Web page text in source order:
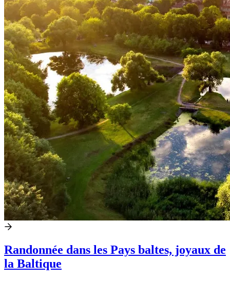
Randonnée dans les Pays baltes, joyaux de
la Baltique